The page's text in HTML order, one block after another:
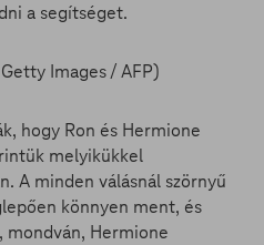
a segítséget.
hogy Ron és Hermione
melyikükkel
A minden válásnál szörnyű
könnyen ment, és
mondván, Hermione